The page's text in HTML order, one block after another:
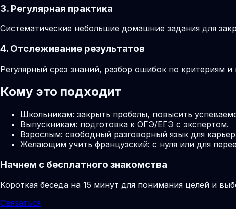
3. Регулярная практика
Систематические небольшие домашние задания для
4. Отслеживание результатов
Регулярный срез знаний, разбор ошибок по критериям
Кому это подходит
Школьникам: закрыть пробелы, повысить
Выпускникам: подготовка к ОГЭ/ЕГЭ с экспертом.
Взрослым: свободный разговорный язык для
Желающим учить французский: с нуля или для
Начнем с бесплатного знакомства
Короткая беседа на 15 минут для понимания целей и
Связаться